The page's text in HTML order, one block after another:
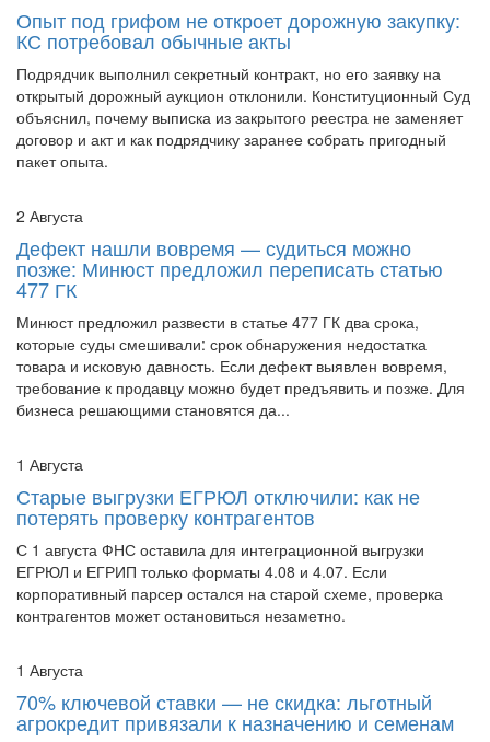
Опыт под грифом не откроет дорожную закупку:
КС потребовал обычные акты
Подрядчик выполнил секретный контракт, но его заявку на
открытый дорожный аукцион отклонили. Конституционный Суд
объяснил, почему выписка из закрытого реестра не заменяет
договор и акт и как подрядчику заранее собрать пригодный
пакет опыта.
2 Августа
Дефект нашли вовремя — судиться можно
позже: Минюст предложил переписать статью
477 ГК
Минюст предложил развести в статье 477 ГК два срока,
которые суды смешивали: срок обнаружения недостатка
товара и исковую давность. Если дефект выявлен вовремя,
требование к продавцу можно будет предъявить и позже. Для
бизнеса решающими становятся да...
1 Августа
Старые выгрузки ЕГРЮЛ отключили: как не
потерять проверку контрагентов
С 1 августа ФНС оставила для интеграционной выгрузки
ЕГРЮЛ и ЕГРИП только форматы 4.08 и 4.07. Если
корпоративный парсер остался на старой схеме, проверка
контрагентов может остановиться незаметно.
1 Августа
70% ключевой ставки — не скидка: льготный
агрокредит привязали к назначению и семенам